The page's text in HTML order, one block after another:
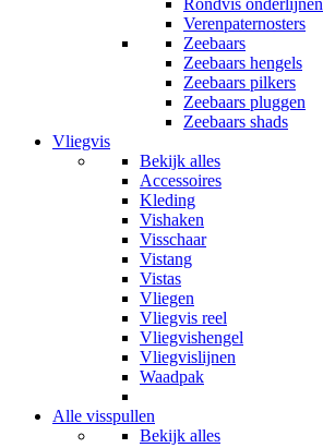
Rondvis onderlijnen
Verenpaternosters
Zeebaars
Zeebaars hengels
Zeebaars pilkers
Zeebaars pluggen
Zeebaars shads
Vliegvis
Bekijk alles
Accessoires
Kleding
Vishaken
Visschaar
Vistang
Vistas
Vliegen
Vliegvis reel
Vliegvishengel
Vliegvislijnen
Waadpak
Alle visspullen
Bekijk alles